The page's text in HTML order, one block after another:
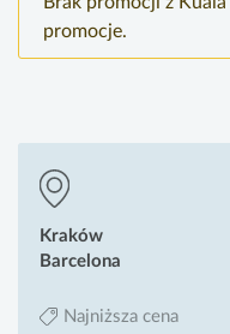
promocje.
Kraków
Barcelona
Najniższa cena